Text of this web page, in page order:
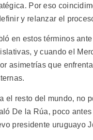
Por eso
y relanzar el
en estos términos
y cuando el
asimetrías que
el resto del mundo, no
De la Rúa, poco
presidente uruguayo